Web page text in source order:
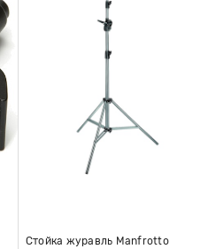
Стойка журавль Manfrotto